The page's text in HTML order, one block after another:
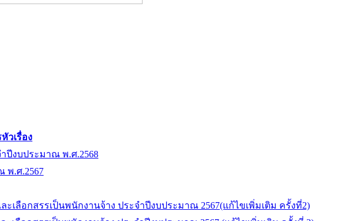
วเรื่อง
ปีงบประมาณ พ.ศ.2568
พ.ศ.2567
ลือกสรรเป็นพนักงานจ้าง ประจำปีงบประมาณ 2567(แก้ไขเพิ่มเติม ครั้งที่2)